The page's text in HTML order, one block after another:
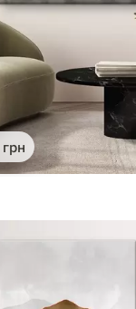
грн